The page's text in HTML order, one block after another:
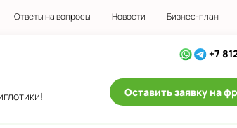
Ответы на вопросы Новости Бизнес-план
+7
Оставить заявку на